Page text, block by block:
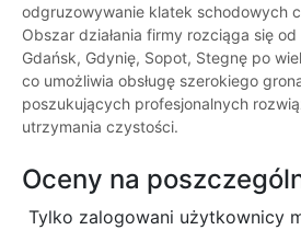
odgruzowywanie klatek schodowych
Obszar działania firmy rozciąga się
Gdańsk, Gdynię, Sopot, Stegnę po
co umożliwia obsługę szerokiego
poszukujących profesjonalnych
utrzymania czystości.
Oceny na
Tylko zalogowani użytkownicy